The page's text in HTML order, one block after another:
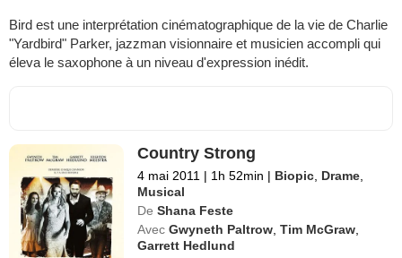
Bird est une interprétation cinématographique de la vie de Charlie
"Yardbird" Parker, jazzman visionnaire et musicien accompli qui
éleva le saxophone à un niveau d'expression inédit.
Country Strong
4 mai 2011 | 1h 52min | Biopic, Drame,
Musical
De Shana Feste
Avec Gwyneth Paltrow,Tim McGraw,
Garrett Hedlund